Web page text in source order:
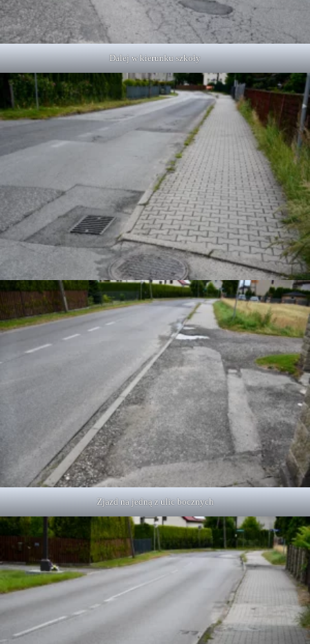
Dalej w kierunku szkoły
Zjazd na jedną z ulic bocznych